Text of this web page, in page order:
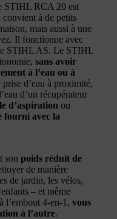
STIHL RCA 20 est
à de petits
mais aussi à une
Il fonctionne avec
STIHL AS. Le STIHL
sans avoir
à l’eau ou à
d’eau à proximité,
d’un récupérateur
d’aspiration ou
fourni avec la
son poids réduit de
de manière
de jardin, les vélos,
– et même
l’embout 4-en-1, vous
à l’autre.